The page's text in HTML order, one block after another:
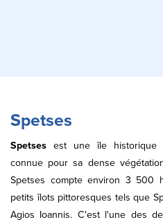
Spetses
Spetses est une île historique
connue pour sa dense
Spetses compte environ 3 500
petits îlots pittoresques tels que
Agios Ioannis. C'est l'une des